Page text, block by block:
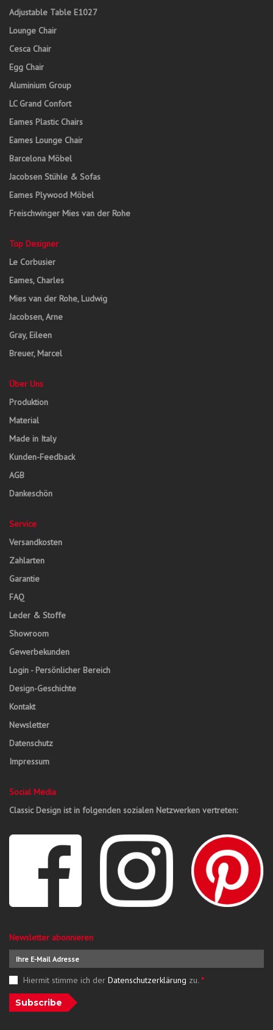
Adjustable Table E1027
Lounge Chair
Cesca Chair
Egg Chair
Aluminium Group
LC Grand Confort
Eames Plastic Chairs
Eames Lounge Chair
Barcelona Möbel
Jacobsen Stühle & Sofas
Eames Plywood Möbel
Freischwinger Mies van der Rohe
Top Designer
Le Corbusier
Eames, Charles
Mies van der Rohe, Ludwig
Jacobsen, Arne
Gray, Eileen
Breuer, Marcel
Über Uns
Produktion
Material
Made in Italy
Kunden-Feedback
AGB
Dankeschön
Service
Versandkosten
Zahlarten
Garantie
FAQ
Leder & Stoffe
Showroom
Gewerbekunden
Login - Persönlicher Bereich
Design-Geschichte
Kontakt
Newsletter
Datenschutz
Impressum
Social Media
Classic Design ist in folgenden sozialen Netzwerken vertreten:
Newsletter abonnieren
Hiermit stimme ich der Datenschutzerklärung zu. *
Subscribe